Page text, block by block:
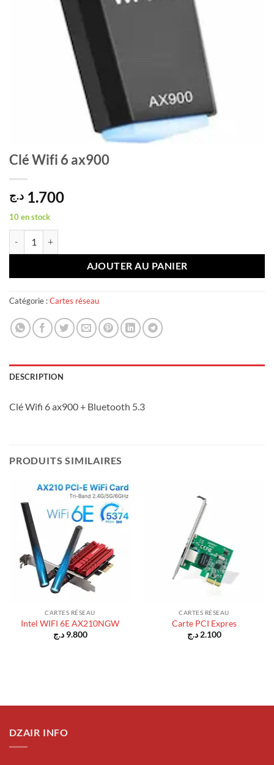
Clé Wifi 6 ax900
1.700 د.ج
10 en stock
AJOUTER AU PANIER
Catégorie :Cartes réseau
DESCRIPTION
Clé Wifi 6 ax900 + Bluetooth 5.3
PRODUITS SIMILAIRES
CARTES RÉSEAU
Intel WIFI 6E AX210NGW
9.800 د.ج
CARTES RÉSEAU
Carte PCI Expres
2.100 د.ج
DZAIR INFO